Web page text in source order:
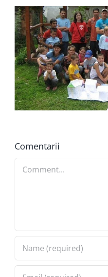
Comentarii
Comment